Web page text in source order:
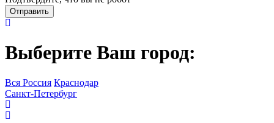
Выберите Ваш город:
Вся Россия Краснодар
Санкт-Петербург